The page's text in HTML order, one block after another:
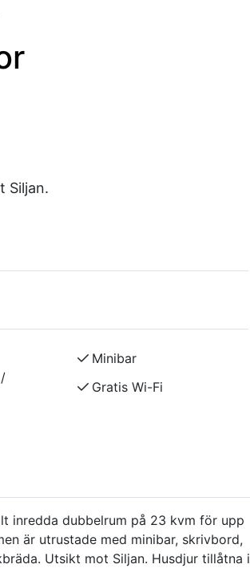
Siljan.
Minibar
Gratis Wi-Fi
inredda dubbelrum på 23 kvm för upp
är utrustade med minibar, skrivbord,
Utsikt mot Siljan. Husdjur tillåtna i